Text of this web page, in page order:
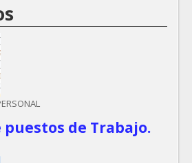
puestos de Trabajo.